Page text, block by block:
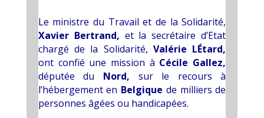
Le ministre du Travail et de la Solidarité,
Xavier Bertrand, et la secrétaire d’Etat
chargé de la Solidarité, Valérie LÉtard,
ont confié une mission à Cécile Gallez,
députée du Nord, sur le recours à
l’hébergement en Belgique de milliers de
personnes âgées ou handicapées.